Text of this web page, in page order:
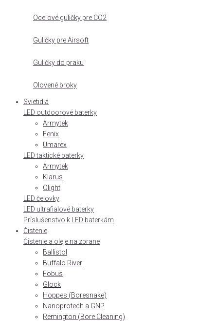
Oceľové guličky pre CO2
Guličky pre Airsoft
Guličky do praku
Olovené broky
Svietidlá
LED outdoorové baterky
Armytek
Fenix
Umarex
LED taktické baterky
Armytek
Klarus
Olight
LED čelovky
LED ultrafialové baterky
Príslušenstvo k LED baterkám
Čistenie
Čistenie a oleje na zbrane
Ballistol
Buffalo River
Fobus
Glock
Hoppes (Boresnake)
Nanoprotech a GNP
Remington (Bore Cleaning)